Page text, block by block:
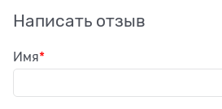
Написать отзыв
Имя